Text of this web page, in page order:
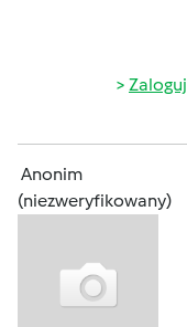
Zaloguj
Anonim
(niezweryfikowany)